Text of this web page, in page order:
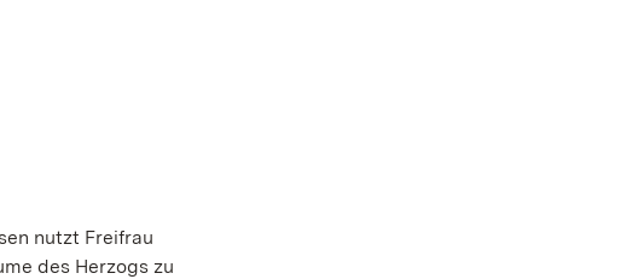
nutzt Freifrau
des Herzogs zu